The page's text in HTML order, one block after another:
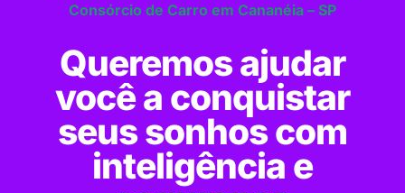
Consórcio de Carro em Cananéia – SP
Queremos ajudar
você a conquistar
seus sonhos com
inteligência e